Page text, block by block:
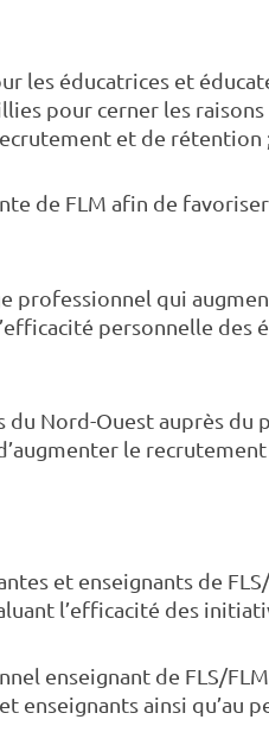
les éducatrices et
pour cerner les
et de rétention
de FLM afin de
professionnel qui
personnelle des
Nord-Ouest auprès du
le recrutement
et enseignants de
l’efficacité des
enseignant de FLS/
enseignants ainsi qu’au